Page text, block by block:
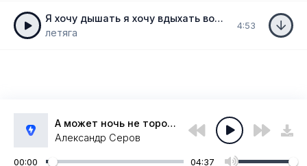
Я хочу дышать я хочу вдыхать волны
летяга
4:53
А может ночь не торопить
Александр Серов
00:00 04:37